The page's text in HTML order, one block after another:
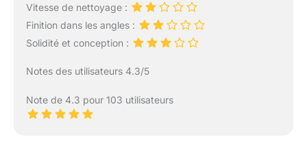
Vitesse de nettoyage :
Finition dans les angles :
Solidité et conception :
Notes des utilisateurs 4.3/5
Note de 4.3 pour 103 utilisateurs